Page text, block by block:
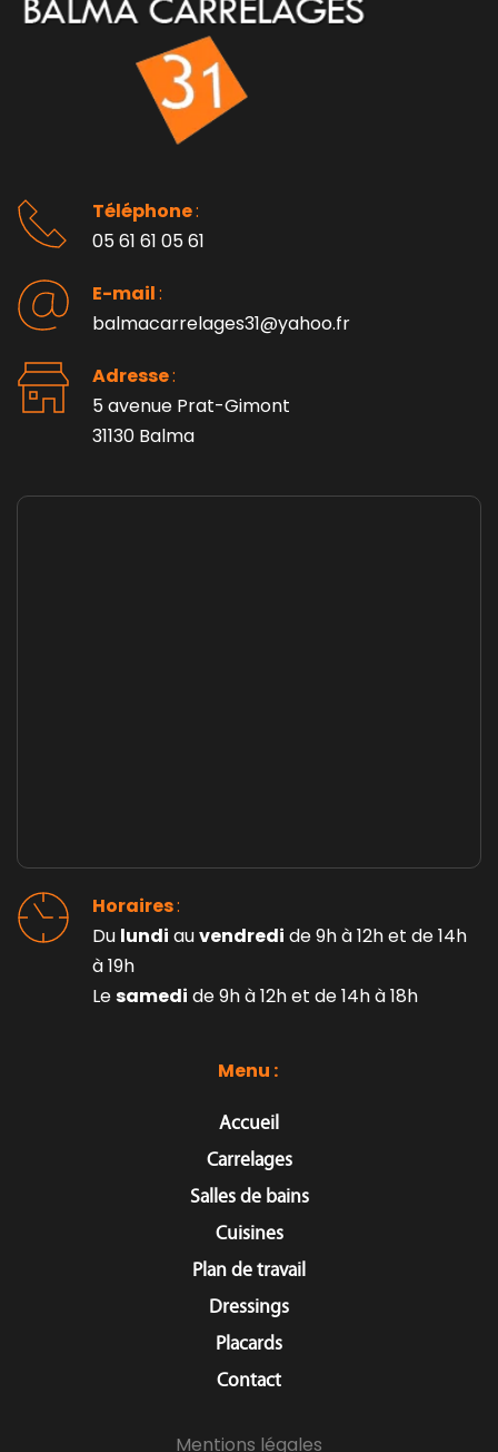
Menu :
Accueil
Carrelages
Salles de bains
Cuisines
Plan de travail
Dressings
Placards
Contact
Horaires :
Du lundi au vendredi de 9h à 12h et de 14h
à 19h
Le samedi de 9h à 12h et de 14h à 18h
Téléphone :
05 61 61 05 61
E-mail :
balmacarrelages31@yahoo.fr
Adresse :
5 avenue Prat-Gimont
31130 Balma
Mentions légales